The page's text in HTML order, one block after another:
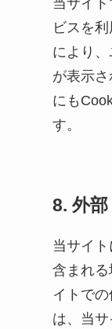
当サイ
ビスを
により
が表示
にも
す。
8. 外
当サイ
含まれ
イトで
は、当サ